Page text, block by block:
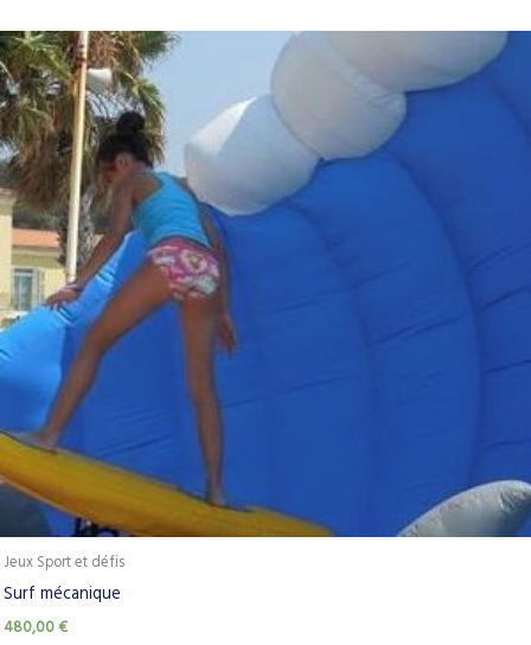
Jeux Sport et défis
Surf mécanique
480,00€